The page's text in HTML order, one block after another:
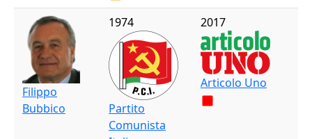
Filippo
Bubbico
1974
Partito
Comunista
2017
Articolo Uno